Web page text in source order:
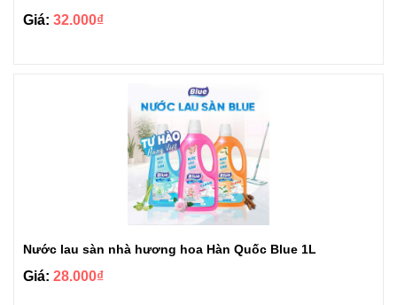
Giá: 32.000₫
Nước lau sàn nhà hương hoa Hàn Quốc Blue 1L
Giá: 28.000₫